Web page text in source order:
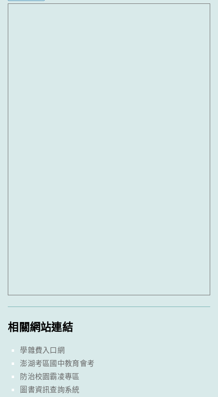
相關網站連結
學雜費入口網
澎湖考區國中教育會考
防治校園霸凌專區
圖書資訊查詢系統